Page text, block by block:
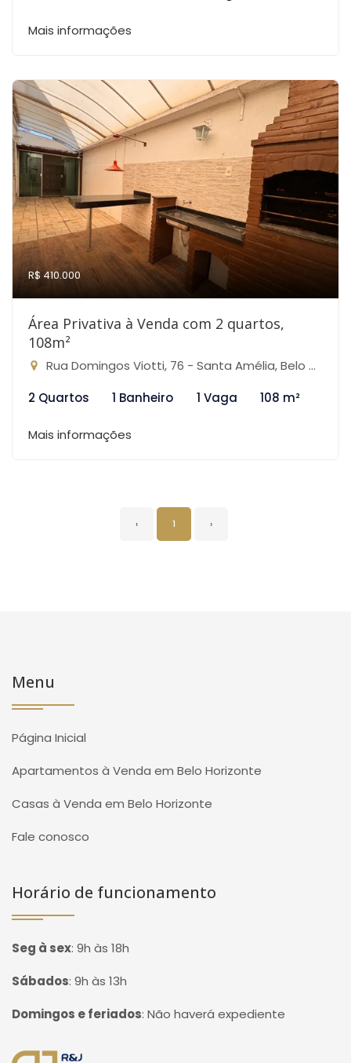
Mais informações
R$ 410.000
Área Privativa à Venda com 2 quartos,
108m²
Rua Domingos Viotti, 76 - Santa Amélia, Belo Horizonte-MG
2 Quartos
1 Banheiro 1 Vaga 108 m²
Mais informações
‹ 1 ›
Menu
Página Inicial
Apartamentos à Venda em Belo Horizonte
Casas à Venda em Belo Horizonte
Fale conosco
Horário de funcionamento
Seg à sex: 9h às 18h
Sábados: 9h às 13h
Domingos e feriados: Não haverá expediente